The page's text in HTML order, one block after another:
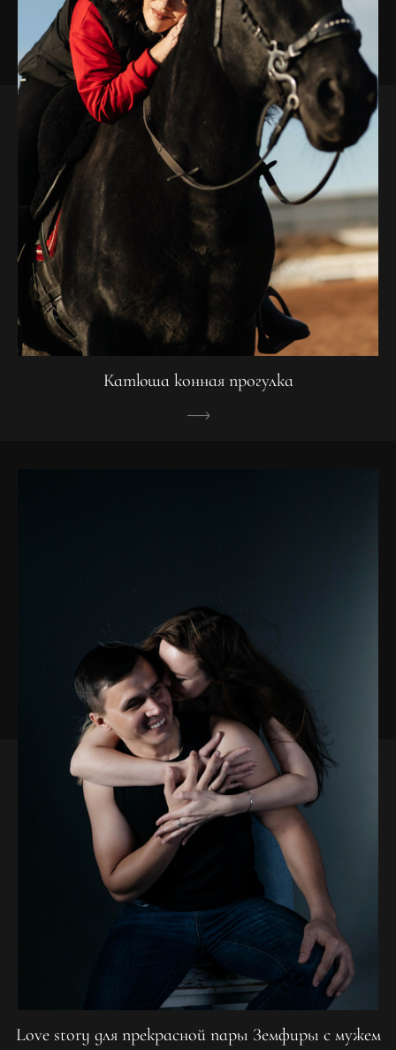
Катюша конная прогулка
Love story для прекрасной пары Земфиры с мужем